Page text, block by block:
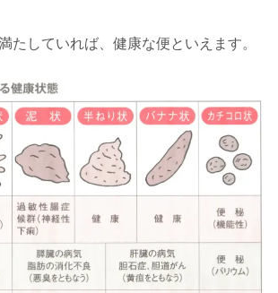
たしていれば、健康な便といえます。